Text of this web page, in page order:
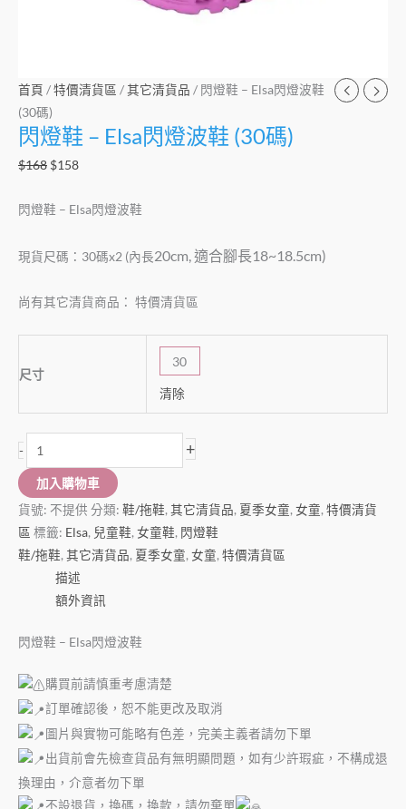
首頁 /特價清貨區 /其它清貨品 / 閃燈鞋 – Elsa閃燈波鞋
(30碼)
閃燈鞋 – Elsa閃燈波鞋 (30碼)
$168 $158
閃燈鞋 – Elsa閃燈波鞋
現貨尺碼：30碼x2 (內長20cm, 適合腳長18~18.5cm)
尚有其它清貨商品： 特價清貨區
尺寸
30
清除
- +
加入購物車
貨號: 不提供 分類: 鞋/拖鞋, 其它清貨品, 夏季女童, 女童, 特價清貨
區 標籤: Elsa, 兒童鞋, 女童鞋, 閃燈鞋
鞋/拖鞋, 其它清貨品, 夏季女童, 女童, 特價清貨區
描述
額外資訊
閃燈鞋 – Elsa閃燈波鞋
購買前請慎重考慮清楚
訂單確認後，恕不能更改及取消
圖片與實物可能略有色差，完美主義者請勿下單
出貨前會先檢查貨品有無明顯問題，如有少許瑕疵，不構成退
換理由，介意者勿下單
不設退貨，換碼，換款，請勿棄單